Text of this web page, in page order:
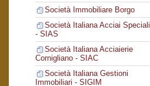
Società Immobiliare Borgo
Società Italiana Acciai Speciali
- SIAS
Società Italiana Acciaierie
Cornigliano - SIAC
Società Italiana Gestioni
Immobiliari - SIGIM